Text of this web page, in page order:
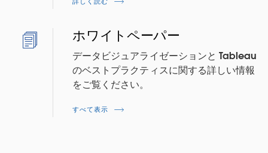
ホワイトペーパー
データビジュアライゼーションと Tableau
のベストプラクティスに関する詳しい情報
をご覧ください。
すべて表示